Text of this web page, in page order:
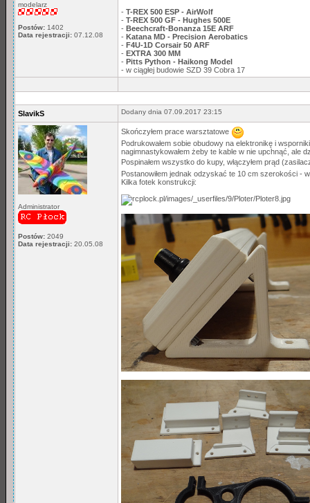
modelarz
Postów: 1402
Data rejestracji: 07.12.08
- T-REX 500 ESP - AirWolf
- T-REX 500 GF - Hughes 500E
- Beechcraft-Bonanza 15E ARF
- Katana MD - Precision Aerobatics
- F4U-1D Corsair 50 ARF
- EXTRA 300 MM
- Pitts Python - Haikong Model
- w ciągłej budowie SZD 39 Cobra 17
SlavikS Dodany dnia 07.09.2017 23:15
Administrator
Postów: 2049
Data rejestracji: 20.05.08
Skończyłem prace warsztatowe
Podrukowałem sobie obudowy na elektronikę i
nagimnastykowałem żeby te kable w nie upchnąć, ale
Pospinałem wszystko do kupy, włączyłem prąd
Postanowiłem jednak odzyskać te 10 cm szerokości -
Kilka fotek konstrukcji: